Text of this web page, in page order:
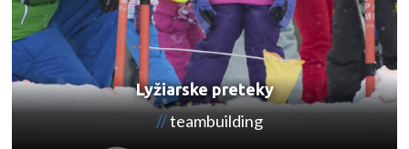
Lyžiarske preteky
teambuilding